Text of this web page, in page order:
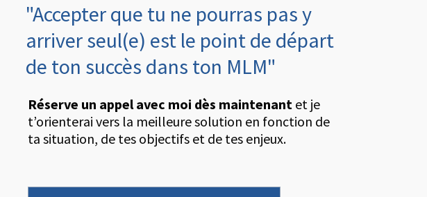
"Accepter que tu ne pourras pas y
arriver seul(e) est le point de départ
de ton succès dans ton MLM"
Réserve un appel avec moi dès maintenant et je
t’orienterai vers la meilleure solution en fonction de
ta situation, de tes objectifs et de tes enjeux.